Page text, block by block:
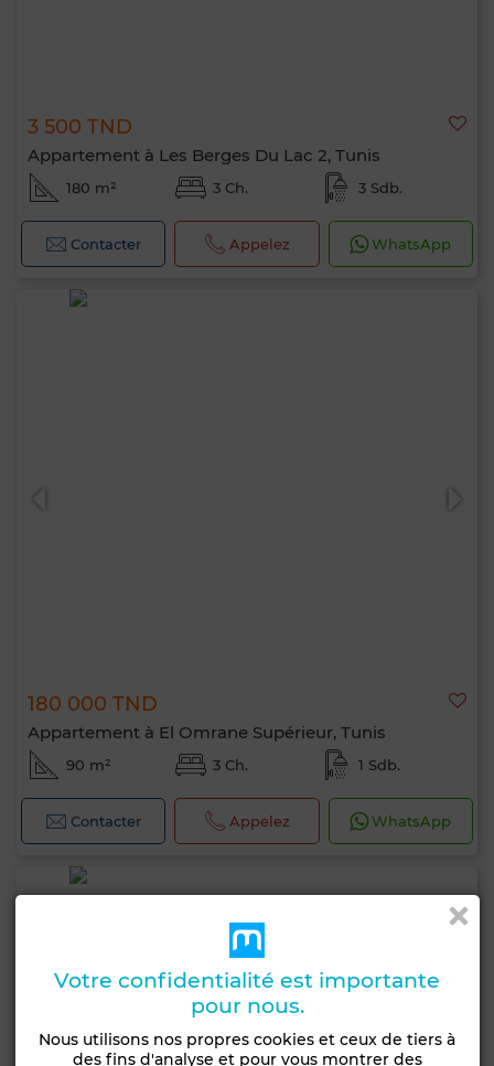
3 500 TND
Appartement à Les Berges Du Lac 2, Tunis
180 m² 3 Ch. 3 Sdb.
Contacter Appelez WhatsApp
180 000 TND
Appartement à El Omrane Supérieur, Tunis
90 m² 3 Ch. 1 Sdb.
Contacter Appelez WhatsApp
Votre confidentialité est importante
pour nous.
Nous utilisons nos propres cookies et ceux de tiers à
des fins d'analyse et pour vous montrer des